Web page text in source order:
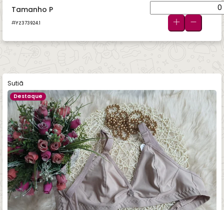
Tamanho P
FZ373924.1
Sutiã
Destaque